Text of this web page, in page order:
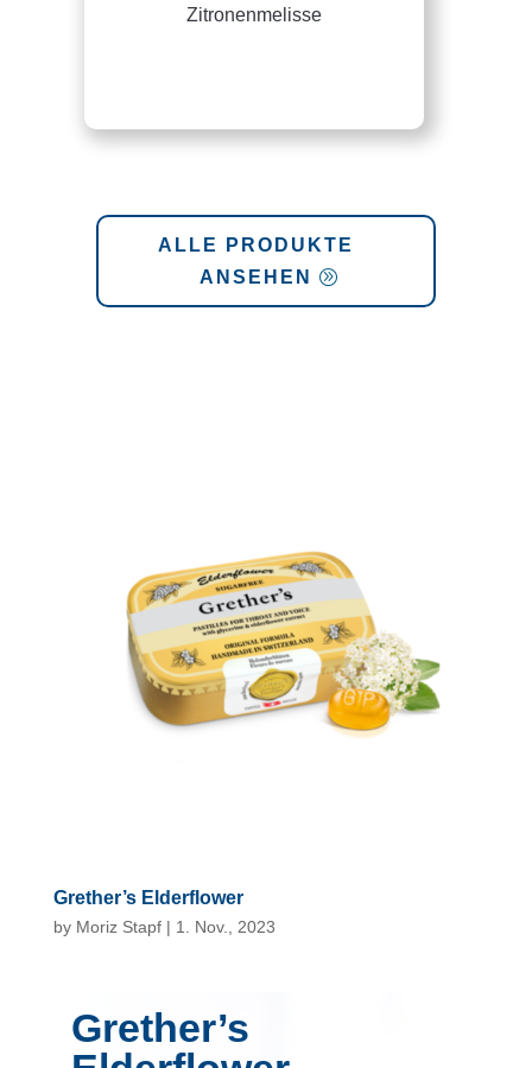
Zitronenmelisse
ALLE PRODUKTE
ANSEHEN
Grether’s Elderflower
by Moriz Stapf| 1. Nov., 2023
Grether’s